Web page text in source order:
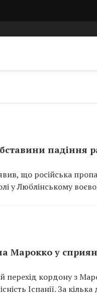
падіння
що російська
у Люблінському
Марокко у
перехід кордону з
Іспанії. За